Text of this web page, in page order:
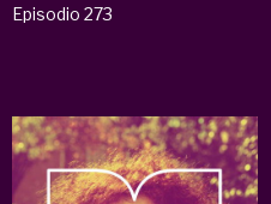
Episodio 273